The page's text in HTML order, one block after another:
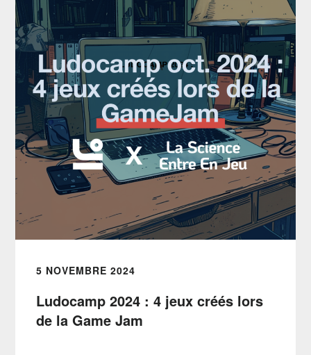
5 NOVEMBRE 2024
Ludocamp 2024 : 4 jeux créés lors
de la Game Jam